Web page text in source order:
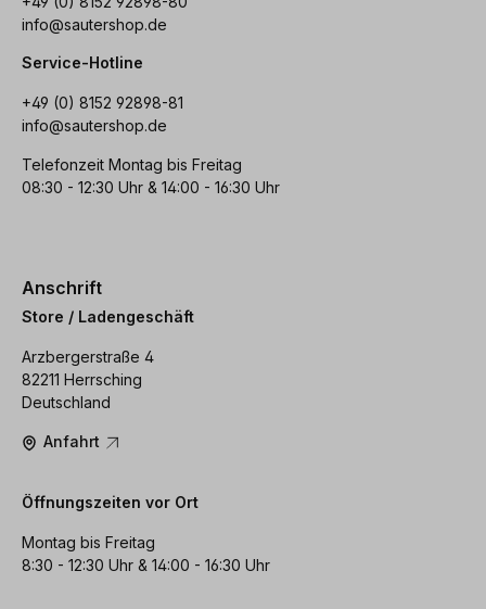
info@sautershop.de
Service-Hotline
+49 (0) 8152 92898-81
info@sautershop.de
Telefonzeit Montag bis Freitag
08:30 - 12:30 Uhr & 14:00 - 16:30 Uhr
Anschrift
Store / Ladengeschäft
Arzbergerstraße 4
82211 Herrsching
Deutschland
Anfahrt
Öffnungszeiten vor Ort
Montag bis Freitag
8:30 - 12:30 Uhr & 14:00 - 16:30 Uhr